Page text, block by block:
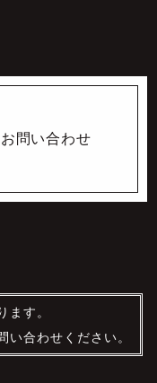
お問い合わせ
ます。
い合わせください。